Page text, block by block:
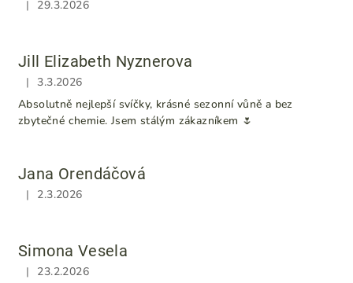
Hodnocení obchodu je 5 z 5 hvězdiček.
| 29.3.2026
Jill Elizabeth Nyznerova
Hodnocení obchodu je 5 z 5 hvězdiček.
|
3.3.2026
Absolutně nejlepší svíčky, krásné sezonní vůně a bez
zbytečné chemie. Jsem stálým zákazníkem 🌷
Jana Orendáčová
Hodnocení obchodu je 5 z 5 hvězdiček.
| 2.3.2026
Simona Vesela
Hodnocení obchodu je 5 z 5 hvězdiček.
| 23.2.2026